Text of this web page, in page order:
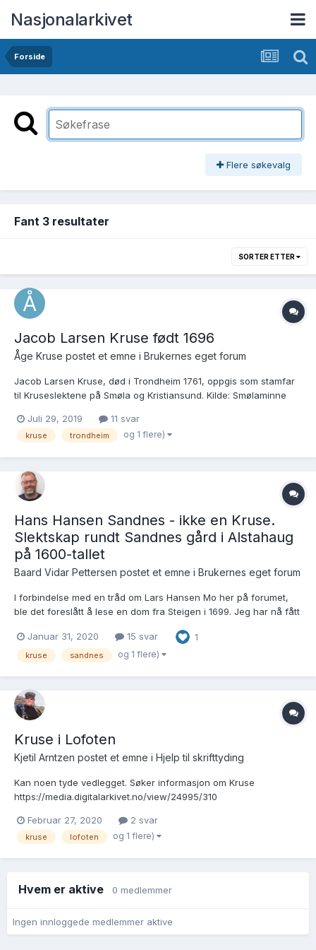
Nasjonalarkivet
Forside
Flere søkevalg
Fant 3 resultater
SORTER ETTER
Jacob Larsen Kruse født 1696
Åge Kruse postet et emne i Brukernes eget forum
Jacob Larsen Kruse, død i Trondheim 1761, oppgis som stamfar
til Kruseslektene på Smøla og Kristiansund. Kilde: Smølaminne
kjenner til, ikke vært mulig å finne hvor Jacob Larsen Kruse
kommer fra eller hvem som er hans far....
Juli 29, 2019 11 svar
kruse trondheim og 1 flere)
Hans Hansen Sandnes - ikke en Kruse.
Slektskap rundt Sandnes gård i Alstahaug
på 1600-tallet
Baard Vidar Pettersen postet et emne i Brukernes eget forum
I forbindelse med en tråd om Lars Hansen Mo her på forumet,
ble det foreslått å lese en dom fra Steigen i 1699. Jeg har nå fått
Mo ikke kom fra Sandnes, men det allikevel var et interessant
dokument når det gjelder Sandnes, legger...
Januar 31, 2020 15 svar 1
kruse sandnes og 1 flere)
Kruse i Lofoten
Kjetil Arntzen postet et emne i Hjelp til skrifttyding
Kan noen tyde vedlegget. Søker informasjon om Kruse
https://media.digitalarkivet.no/view/24995/310
Februar 27, 2020 2 svar
kruse lofoten og 1 flere)
Hvem er aktive 0 medlemmer
Ingen innloggede medlemmer aktive